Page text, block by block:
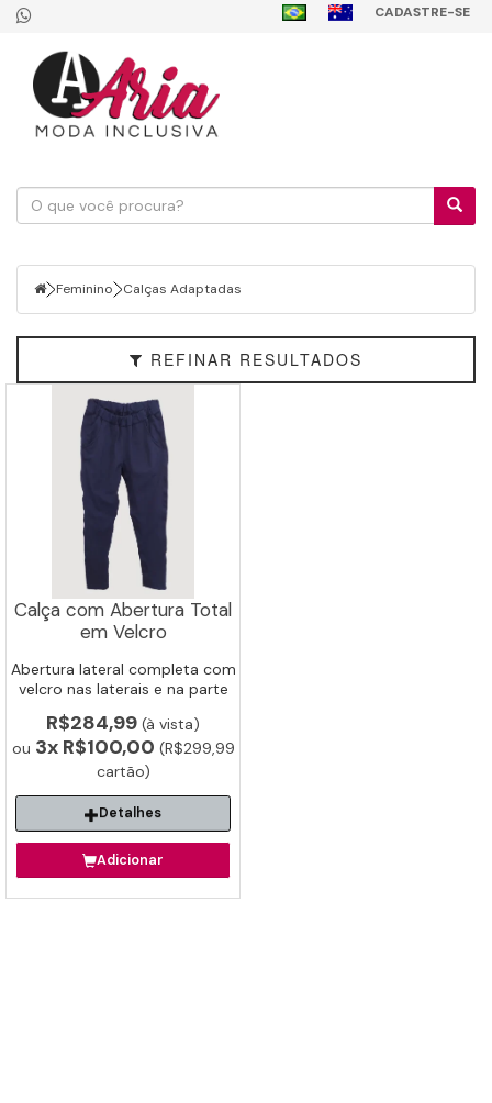
CADASTRE-SE
Feminino Calças Adaptadas
REFINAR RESULTADOS
Filtrar
Feminino
de
Preço
Calça com Abertura Total
em Velcro
Abertura lateral completa com
velcro nas laterais e na parte
despir sem esforço.
R$284,99 (à vista)
ou 3x R$100,00 (R$299,99
cartão)
Detalhes